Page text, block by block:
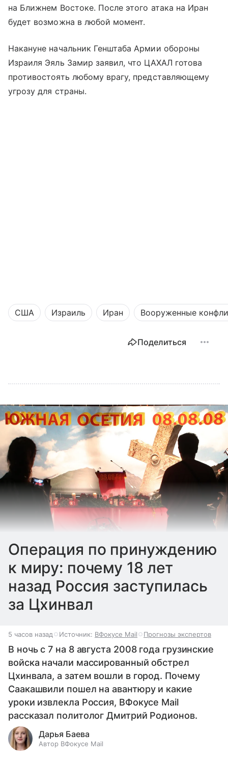
на Ближнем Востоке. После этого атака на Иран
будет возможна в любой момент.
Накануне начальник Генштаба Армии обороны
Израиля Эяль Замир заявил, что ЦАХАЛ готова
противостоять любому врагу, представляющему
угрозу для страны.
США Израиль Иран Вооруженные
Поделиться
Операция по принуждению
к миру: почему 18 лет
назад Россия заступилась
за Цхинвал
5 часов назад Источник: ВФокусе Mail Прогнозы экспертов
В ночь с 7 на 8 августа 2008 года грузинские
войска начали массированный обстрел
Цхинвала, а затем вошли в город. Почему
Саакашвили пошел на авантюру и какие
уроки извлекла Россия, ВФокусе Mail
рассказал политолог Дмитрий Родионов.
Дарья Баева
Автор ВФокусе Mail